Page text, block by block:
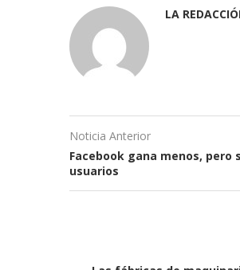
LA
Noticia Anterior
Facebook gana menos, pero
usuarios